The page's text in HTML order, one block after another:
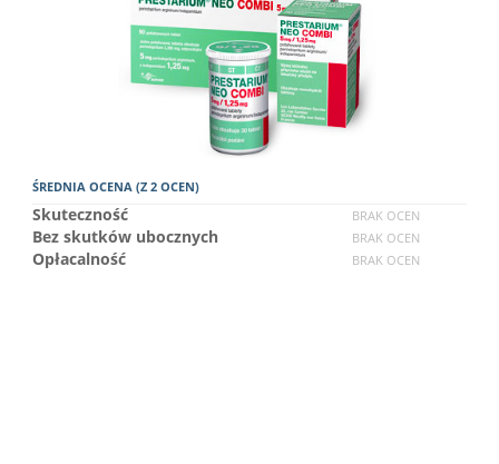
ŚREDNIA OCENA (Z 2 OCEN)
Skuteczność BRAK OCEN
Bez skutków ubocznych BRAK OCEN
Opłacalność BRAK OCEN